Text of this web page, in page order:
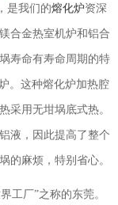
是我们的熔化炉资深
合金热室机炉和铝合
寿命有寿命周期的特
。这种熔化炉加热腔
采用无坩埚底式热。
液，因此提高了整个
的麻烦，特别省心。
工厂”之称的东莞。